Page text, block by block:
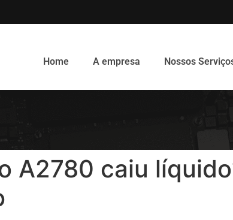
Home A empresa Nossos
A2780 caiu